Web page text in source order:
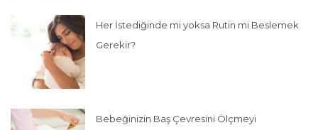
Her İstediğinde mi yoksa Rutin mi Beslemek
Gerekir?
Bebeğinizin Baş Çevresini Ölçmeyi